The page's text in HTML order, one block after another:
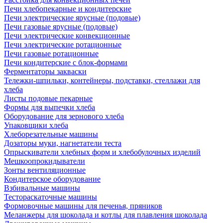
Печи хлебопекарные и кондитерские
Печи электрические ярусные (подовые)
Печи газовые ярусные (подовые)
Печи электрические конвекционные
Печи электрические ротационные
Печи газовые ротационные
Печи кондитерские с блок-формами
Ферментаторы закваски
Тележки-шпильки, контейнеры, подставки, стеллажи для
хлеба
Листы подовые пекарные
Формы для выпечки хлеба
Оборудование для зернового хлеба
Упаковщики хлеба
Хлеборезательные машины
Дозаторы муки, нагнетатели теста
Опрыскиватели хлебных форм и хлебобулочных изделий
Мешкоопрокидыватели
Зонты вентиляционные
Кондитерское оборудование
Взбивальные машины
Тестораскаточные машины
Формовочные машины для печенья, пряников
Меланжеры для шоколада и котлы для плавления шоколада